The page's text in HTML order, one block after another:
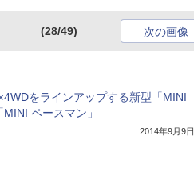
(28/49) 次の画像
をラインアップする新型「MINI
ペースマン」
2014年9月9日